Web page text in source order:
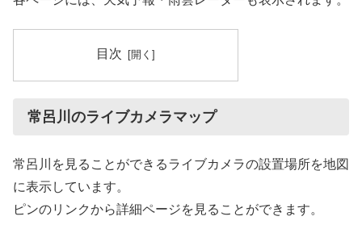
目次
常呂川のライブカメラマップ
常呂川を見ることができるライブカメラの設置場所を地図
に表示しています。
ピンのリンクから詳細ページを見ることができます。